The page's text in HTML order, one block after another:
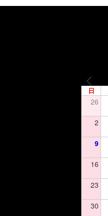
日
26
2
9
16
23
30